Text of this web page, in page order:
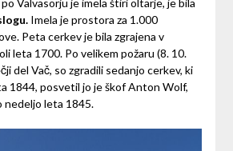
Valvasorju je imela štiri oltarje, je bila
Imela je prostora za 1.000
Peta cerkev je bila zgrajena v
leta 1700. Po velikem požaru (8. 10.
del Vač, so zgradili sedanjo cerkev, ki
1844, posvetil jo je škof Anton Wolf,
leta 1845.